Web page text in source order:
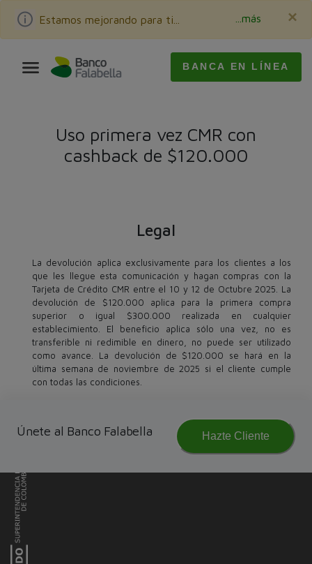
Estamos mejorando para ti... ...más ×
BANCA EN LÍNEA
Uso primera vez CMR con
cashback de $120.000​
Legal
La devolución aplica exclusivamente para los clientes a los
que les llegue esta comunicación y hagan compras con la
Tarjeta de Crédito CMR entre el 10 y 12 de Octubre 2025. La
devolución de $120.000 aplica para la primera compra
superior o igual $300.000 realizada en cualquier
establecimiento. El beneficio aplica sólo una vez, no es
transferible ni redimible en dinero, no puede ser utilizado
como avance. La devolución de $120.000 se hará en la
última semana de noviembre de 2025 si el cliente cumple
con todas las condiciones.
Únete al Banco Falabella Hazte Cliente